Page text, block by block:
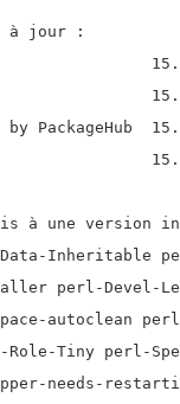
à jour :
PackageHub
à une version
Inheritable
perl-Devel-
autoclean
Tiny perl-
needs-